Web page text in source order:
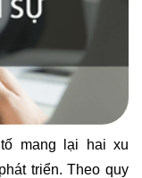
mang lại hai xu
triển. Theo quy